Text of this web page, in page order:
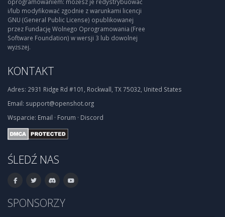
i/lub modyfikować zgodnie z warunkami licencji
GNU (General Public License) opublikowanej
przez Fundację Wolnego Oprogramowania (Free
Software Foundation) w wersji 3 lub dowolnej
wyższej.
KONTAKT
Adres: 2931 Ridge Rd #101, Rockwall, TX 75032, United States
Email: support@openshot.org
Wsparcie: Email · Forum · Discord
ŚLEDŹ NAS
SPONSORZY